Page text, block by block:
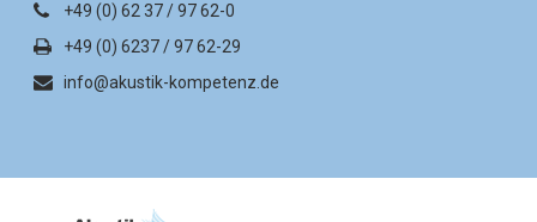
+49 (0) 62 37 / 97 62-0
+49 (0) 6237 / 97 62-29
info@akustik-kompetenz.de